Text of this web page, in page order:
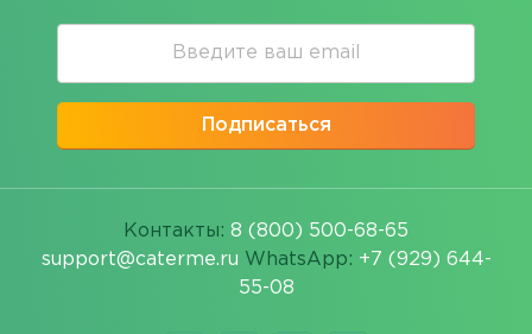
Подписаться
Контакты: 8 (800) 500-68-65
support@caterme.ru WhatsApp: +7 (929) 644-
55-08